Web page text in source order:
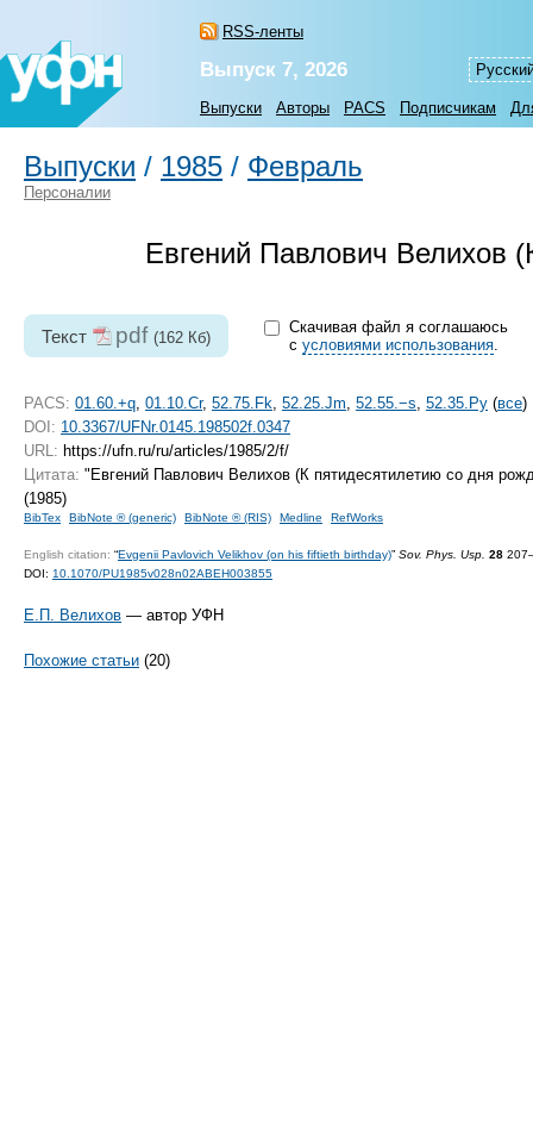
RSS-ленты
Выпуск 7, 2026
Выпуски Авторы PACS Подписчикам
Выпуски / 1985 / Февраль
Персоналии
Евгений Павлович Велихов
Текст pdf (162 Кб)
Скачивая файл я соглашаюсь
с условиями использования.
PACS: 01.60.+q, 01.10.Cr, 52.75.Fk, 52.25.Jm, 52.55.−s, 52.35.Py (все)
DOI: 10.3367/UFNr.0145.198502f.0347
URL: https://ufn.ru/ru/articles/1985/2/f/
Цитата: "Евгений Павлович Велихов (К пятидесятилетию со дня
(1985)
BibTex BibNote ® (generic) BibNote ® (RIS) Medline RefWorks
English citation: “Evgenii Pavlovich Velikhov (on his fiftieth birthday)” Sov. Phys. Usp. 28
DOI: 10.1070/PU1985v028n02ABEH003855
Е.П. Велихов — автор УФН
Похожие статьи (20)